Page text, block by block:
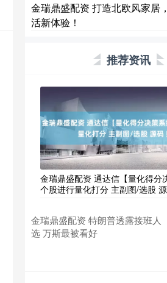
金瑞鼎盛配资 打造北欧风家居
活新体验！
推荐资讯
金瑞鼎盛配资 通达信【量化得分
个股进行量化打分 主副图/选股
金瑞鼎盛配资 特朗普透露接班人
选 万斯最被看好